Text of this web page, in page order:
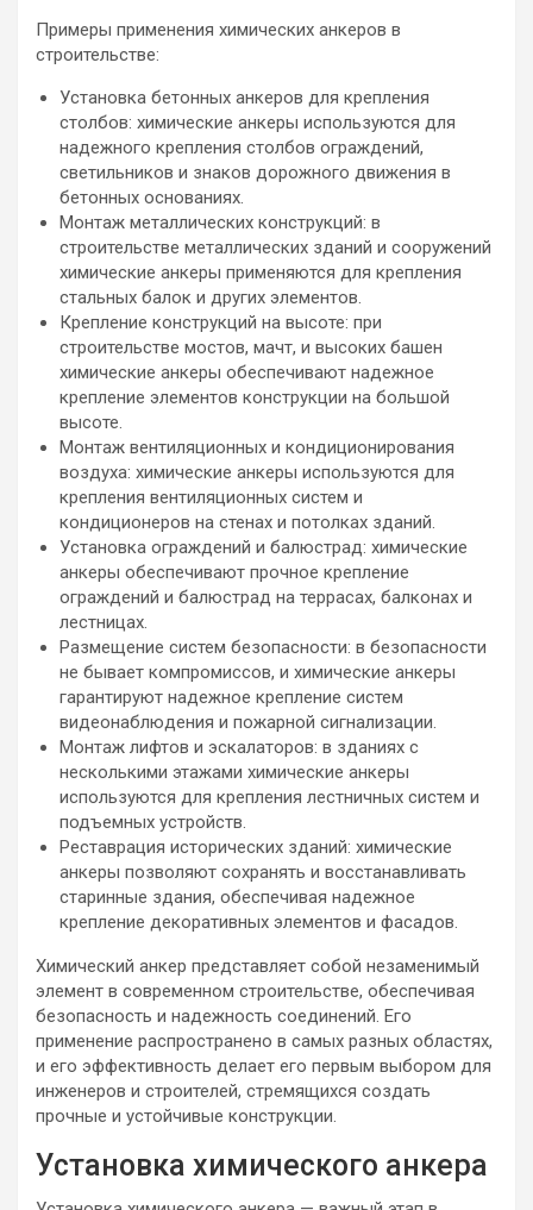
Примеры применения химических анкеров в
строительстве:
Установка бетонных анкеров для крепления
столбов: химические анкеры используются для
надежного крепления столбов ограждений,
светильников и знаков дорожного движения в
бетонных основаниях.
Монтаж металлических конструкций: в
строительстве металлических зданий и сооружений
химические анкеры применяются для крепления
стальных балок и других элементов.
Крепление конструкций на высоте: при
строительстве мостов, мачт, и высоких башен
химические анкеры обеспечивают надежное
крепление элементов конструкции на большой
высоте.
Монтаж вентиляционных и кондиционирования
воздуха: химические анкеры используются для
крепления вентиляционных систем и
кондиционеров на стенах и потолках зданий.
Установка ограждений и балюстрад: химические
анкеры обеспечивают прочное крепление
ограждений и балюстрад на террасах, балконах и
лестницах.
Размещение систем безопасности: в безопасности
не бывает компромиссов, и химические анкеры
гарантируют надежное крепление систем
видеонаблюдения и пожарной сигнализации.
Монтаж лифтов и эскалаторов: в зданиях с
несколькими этажами химические анкеры
используются для крепления лестничных систем и
подъемных устройств.
Реставрация исторических зданий: химические
анкеры позволяют сохранять и восстанавливать
старинные здания, обеспечивая надежное
крепление декоративных элементов и фасадов.
Химический анкер представляет собой незаменимый
элемент в современном строительстве, обеспечивая
безопасность и надежность соединений. Его
применение распространено в самых разных областях,
и его эффективность делает его первым выбором для
инженеров и строителей, стремящихся создать
прочные и устойчивые конструкции.
Установка химического анкера